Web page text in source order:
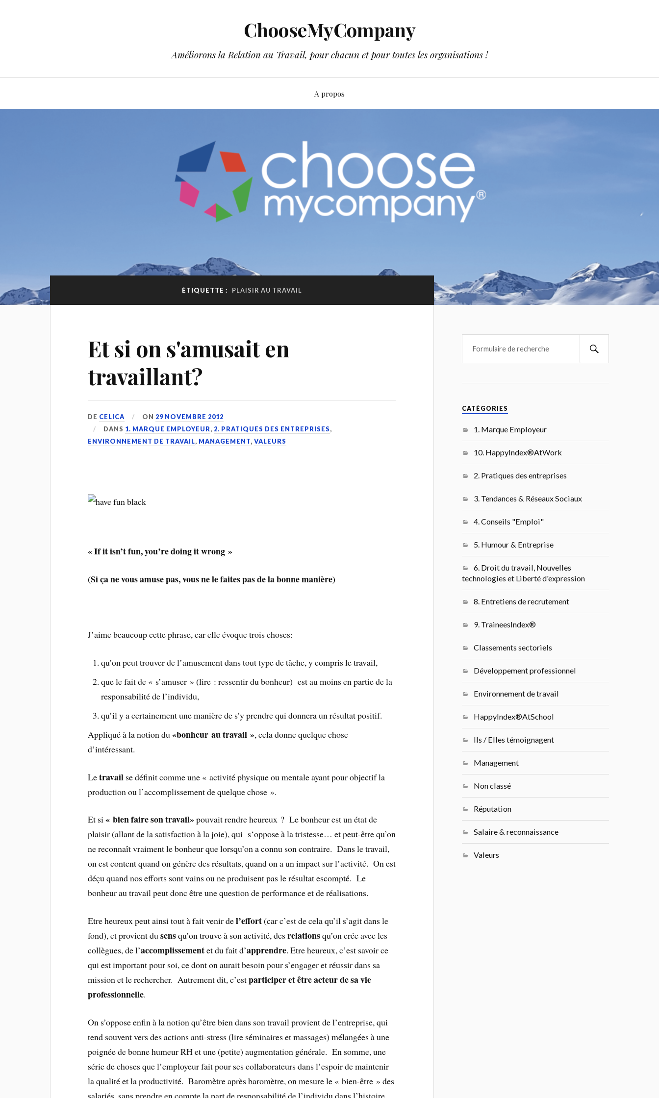
ChooseMyCompany
Améliorons la Relation au Travail, pour chacun et pour toutes les organisations !
A propos
ÉTIQUETTE : PLAISIR AU TRAVAIL
Et si on s'amusait en
travaillant?
DE CELICA ON 29 NOVEMBRE 2012
DANS 1. MARQUE EMPLOYEUR, 2. PRATIQUES DES ENTREPRISES,
ENVIRONNEMENT DE TRAVAIL, MANAGEMENT,VALEURS
« If it isn’t fun, you’re doing it wrong »
(Si ça ne vous amuse pas, vous ne le faites pas de la bonne manière)
J’aime beaucoup cette phrase, car elle évoque trois choses:
qu’on peut trouver de l’amusement dans tout type de tâche, y compris le travail,
que le fait de « s’amuser » (lire : ressentir du bonheur) est au moins en partie de la
responsabilité de l’individu,
qu’il y a certainement une manière de s’y prendre qui donnera un résultat positif.
Appliqué à la notion du«bonheur au travail », cela donne quelque chose
d’intéressant.
Letravail se définit comme une « activité physique ou mentale ayant pour objectif la
production ou l’accomplissement de quelque chose ».
Et si« bien faire son travail»pouvait rendre heureux ? Le bonheur est un état de
plaisir (allant de la satisfaction à la joie), qui s‘oppose à la tristesse… et peut-être qu’on
ne reconnaît vraiment le bonheur que lorsqu’on a connu son contraire. Dans le travail,
on est content quand on génère des résultats, quand on a un impact sur l’activité. On est
déçu quand nos efforts sont vains ou ne produisent pas le résultat escompté. Le
bonheur au travail peut donc être une question de performance et de réalisations.
Etre heureux peut ainsi tout à fait venir del’effort(car c’est de cela qu’il s’agit dans le
fond), et provient dusensqu’on trouve à son activité, desrelationsqu’on crée avec les
collègues, de l’accomplissementet du fait d’apprendre. Etre heureux, c’est savoir ce
qui est important pour soi, ce dont on aurait besoin pour s’engager et réussir dans sa
mission et le rechercher. Autrement dit, c’estparticiper et être acteur de sa vie
professionnelle.
On s’oppose enfin à la notion qu’être bien dans son travail provient de l’entreprise, qui
tend souvent vers des actions anti-stress (lire séminaires et massages) mélangées à une
poignée de bonne humeur RH et une (petite) augmentation générale. En somme, une
série de choses que l’employeur fait pour ses collaborateurs dans l’espoir de maintenir
la qualité et la productivité. Baromètre après baromètre, on mesure le « bien-être » des
salariés, sans prendre en compte la part de responsabilité de l’individu dans l’histoire.
CATÉGORIES
1. Marque Employeur
10. HappyIndex®AtWork
2. Pratiques des entreprises
3. Tendances & Réseaux Sociaux
4. Conseils "Emploi"
5. Humour & Entreprise
6. Droit du travail, Nouvelles
technologies et Liberté d'expression
8. Entretiens de recrutement
9. TraineesIndex®
Classements sectoriels
Développement professionnel
Environnement de travail
HappyIndex®AtSchool
Ils / Elles témoignagent
Management
Non classé
Réputation
Salaire & reconnaissance
Valeurs